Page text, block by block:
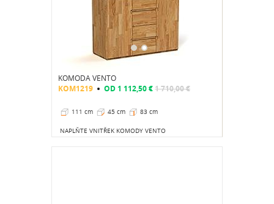
KOMODA VENTO
KOM1219 OD1 112,50 €1 710,00 €
111 cm 45 cm 83 cm
NAPLŇTE VNITŘEK KOMODY VENTO